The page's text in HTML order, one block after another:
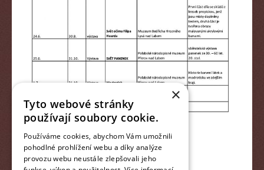
×
Tyto webové stránky
používají soubory cookie.
Používáme cookies, abychom Vám umožnili
pohodlné prohlížení webu a díky analýze
provozu webu neustále zlepšovali jeho